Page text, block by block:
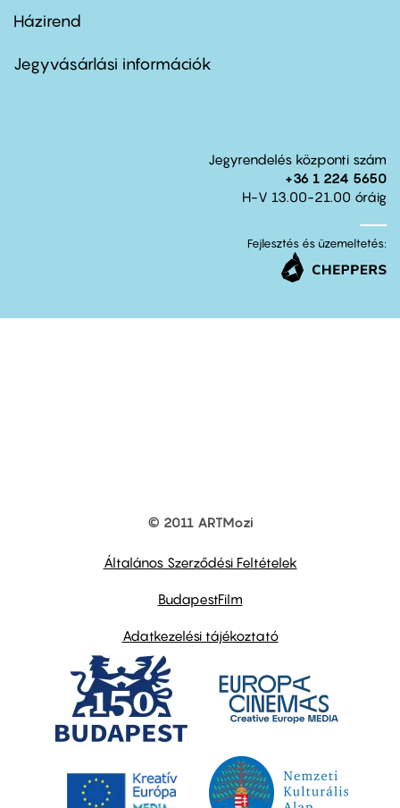
Footer
second
Házirend
Jegyvásárlási információk
Jegyrendelés központi szám
+36 1 224 5650
H-V 13.00-21.00 óráig
Fejlesztés és üzemeltetés:
© 2011 ARTMozi
Általános Szerződési Feltételek
BudapestFilm
Adatkezelési tájékoztató